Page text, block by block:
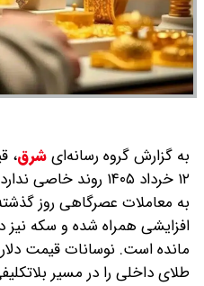
به گزارش گروه رسانه‌ایشرق،
۱۲ خرداد ۱۴۰۵ روند
به معاملات عصرگاهی روز
افزایشی همراه شده و سکه نیز
مانده است. نوسانات قیمت
طلای داخلی را در مسیر